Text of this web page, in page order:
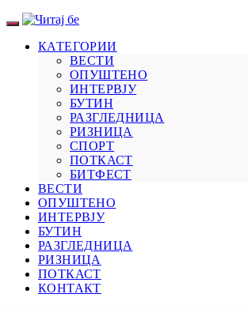
КАТЕГОРИИ
ВЕСТИ
ОПУШТЕНО
ИНТЕРВЈУ
БУТИН
РАЗГЛЕДНИЦА
РИЗНИЦА
СПОРТ
ПОТКАСТ
БИТФЕСТ
ВЕСТИ
ОПУШТЕНО
ИНТЕРВЈУ
БУТИН
РАЗГЛЕДНИЦА
РИЗНИЦА
ПОТКАСТ
КОНТАКТ